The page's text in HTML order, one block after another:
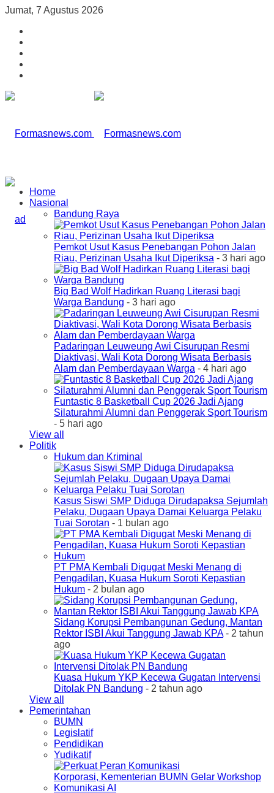
Jumat, 7 Agustus 2026
Home
Nasional
Bandung Raya
Pemkot Usut Kasus Penebangan Pohon Jalan
Riau, Perizinan Usaha Ikut Diperiksa - 3 hari ago
Big Bad Wolf Hadirkan Ruang Literasi bagi
Warga Bandung - 3 hari ago
Padaringan Leuweung Awi Cisurupan Resmi
Diaktivasi, Wali Kota Dorong Wisata Berbasis
Alam dan Pemberdayaan Warga - 4 hari ago
Funtastic 8 Basketball Cup 2026 Jadi Ajang
Silaturahmi Alumni dan Penggerak Sport Tourism
- 5 hari ago
View all
Politik
Hukum dan Kriminal
Kasus Siswi SMP Diduga Dirudapaksa Sejumlah
Pelaku, Dugaan Upaya Damai Keluarga Pelaku
Tuai Sorotan - 1 bulan ago
PT PMA Kembali Digugat Meski Menang di
Pengadilan, Kuasa Hukum Soroti Kepastian
Hukum - 2 bulan ago
Sidang Korupsi Pembangunan Gedung, Mantan
Rektor ISBI Akui Tanggung Jawab KPA- 2 tahun
ago
Kuasa Hukum YKP Kecewa Gugatan Intervensi
Ditolak PN Bandung - 2 tahun ago
View all
Pemerintahan
BUMN
Legislatif
Pendidikan
Yudikatif